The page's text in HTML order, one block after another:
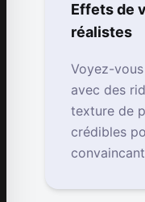
Effets de
réalistes
Voyez-
avec des
texture de
crédibles